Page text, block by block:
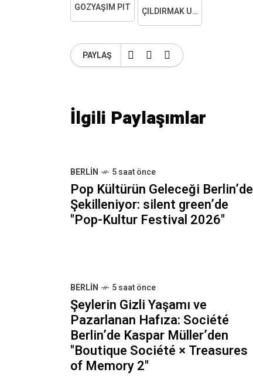
GÖZYAŞIM PIT ÇILDIRMAK ÜZEREYIM
PAYLAŞ
İlgili Paylaşımlar
BERLIN 5 saat önce
Pop Kültürün Geleceği Berlin’de
Şekilleniyor: silent green’de
"Pop-Kultur Festival 2026"
BERLIN 5 saat önce
Şeylerin Gizli Yaşamı ve
Pazarlanan Hafıza: Société
Berlin’de Kaspar Müller’den
"Boutique Société × Treasures
of Memory 2"